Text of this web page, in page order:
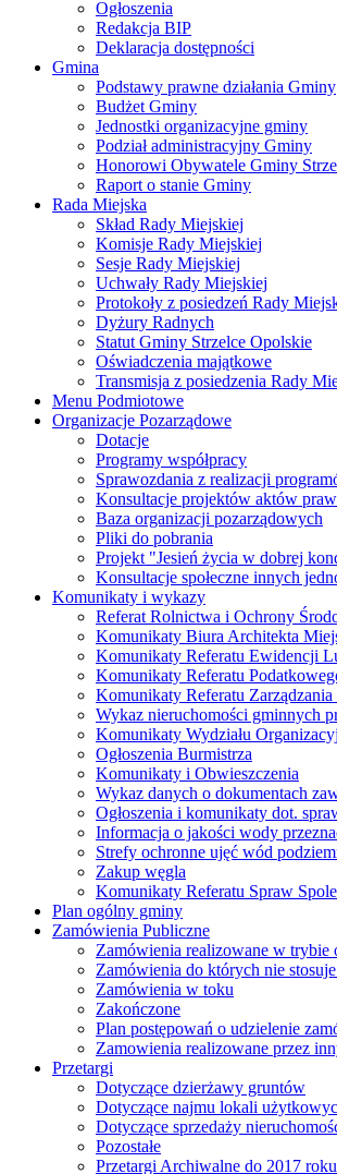
Ogłoszenia
Redakcja BIP
Deklaracja dostępności
Gmina
Podstawy prawne działania Gminy
Budżet Gminy
Jednostki organizacyjne gminy
Podział administracyjny Gminy
Honorowi Obywatele Gminy
Raport o stanie Gminy
Rada Miejska
Skład Rady Miejskiej
Komisje Rady Miejskiej
Sesje Rady Miejskiej
Uchwały Rady Miejskiej
Protokoły z posiedzeń Rady
Dyżury Radnych
Statut Gminy Strzelce Opolskie
Oświadczenia majątkowe
Transmisja z posiedzenia Rady
Menu Podmiotowe
Organizacje Pozarządowe
Dotacje
Programy współpracy
Sprawozdania z realizacji
Konsultacje projektów aktów
Baza organizacji pozarządowych
Pliki do pobrania
Projekt "Jesień życia w dobrej
Konsultacje społeczne innych
Komunikaty i wykazy
Referat Rolnictwa i Ochrony
Komunikaty Biura Architekta
Komunikaty Referatu Ewidencji
Komunikaty Referatu
Komunikaty Referatu
Wykaz nieruchomości gminnych
Komunikaty Wydziału
Ogłoszenia Burmistrza
Komunikaty i Obwieszczenia
Wykaz danych o dokumentach
Ogłoszenia i komunikaty dot.
Informacja o jakości wody
Strefy ochronne ujęć wód
Zakup węgla
Komunikaty Referatu Spraw
Plan ogólny gminy
Zamówienia Publiczne
Zamówienia realizowane w trybie
Zamówienia do których nie
Zamówienia w toku
Zakończone
Plan postępowań o udzielenie
Zamowienia realizowane przez
Przetargi
Dotyczące dzierżawy gruntów
Dotyczące najmu lokali
Dotyczące sprzedaży
Pozostałe
Przetargi Archiwalne do 2017 roku